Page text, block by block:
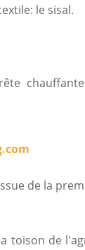
le sisal.
de la
toison de